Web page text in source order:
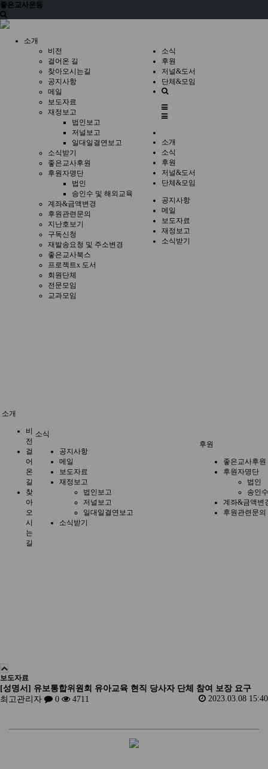
좋은교사운동
소개
비전
걸어온 길
찾아오시는길
소식
공지사항
메일
보도자료
재정보고
법인보고
저널보고
일대일결연보고
소식받기
후원
좋은교사후원
후원자명단
법인
송인수 및 해외교육
계좌&금액변경
후원관련문의
저널&도서
지난호보기
구독신청
재발송요청 및 주소변경
좋은교사북스
프로젝트x 도서
단체&모임
회원단체
전문모임
교과모임
홈
로
전
체
뉴
소개
소식
후원
저널&도서
단체&모임
공지사항
메일
보도자료
재정보고
소식받기
소개
비
전
걸
어
온
길
찾
아
오
시
는
길
소식
공지사항
메일
보도자료
재정보고
법인보고
저널보고
일대일결연보고
소식받기
후원
좋은교사후원
후원자명단
법인
송인
계좌&금액변
후원관련문의
보도자료
[성명서] 유보통합위원회 유아교육 현직 당사자 단체 참여 보장 요구
최고관리자
0 4711 2023.03.08 15:40